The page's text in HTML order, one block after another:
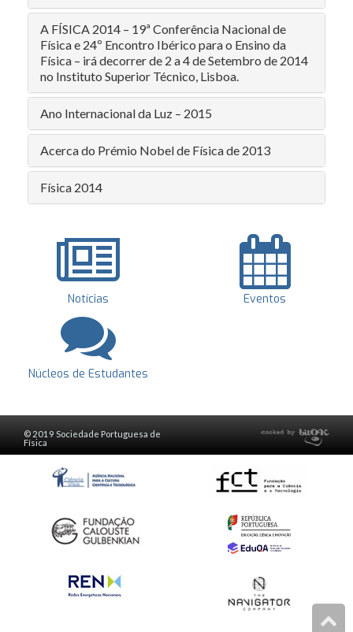
A FÍSICA 2014 – 19ª Conferência Nacional de
Física e 24º Encontro Ibérico para o Ensino da
Física – irá decorrer de 2 a 4 de Setembro de 2014
no Instituto Superior Técnico, Lisboa.
Ano Internacional da Luz – 2015
Acerca do Prémio Nobel de Física de 2013
Física 2014
Notícias Eventos
Núcleos de Estudantes
© 2019 Sociedade Portuguesa de
Física